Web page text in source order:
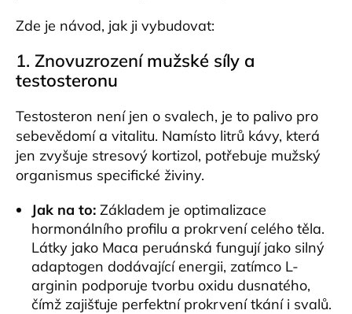
Zde je návod, jak ji vybudovat:
1. Znovuzrozenímužské síly a
testosteronu
Testosteron není jen o svalech, je to palivo pro
sebevědomí a vitalitu. Namísto litrů kávy, která
jen zvyšuje stresový kortizol, potřebuje mužský
organismus specifické živiny.
Jak na to: Základem je optimalizace
hormonálního profilu a prokrvení celého těla.
Látky jako Maca peruánská fungují jako silný
adaptogen dodávající energii, zatímco L-
arginin podporuje tvorbu oxidu dusnatého,
čímž zajišťuje perfektní prokrvení tkání i svalů.